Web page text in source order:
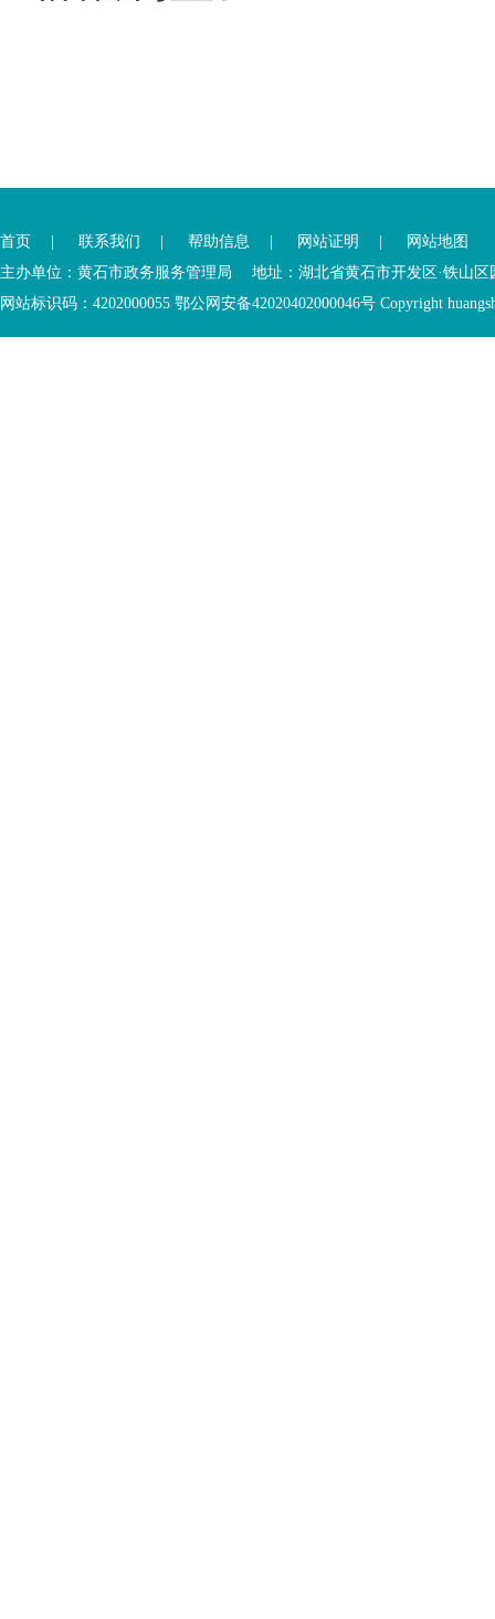
首页 联系我们 帮助信息 网站证明
网站地图
主办单位：黄石市政务服务管理局 地址：湖北省黄石市开发区·铁山
网站标识码：4202000055 鄂公网安备42020402000046号 Copyright